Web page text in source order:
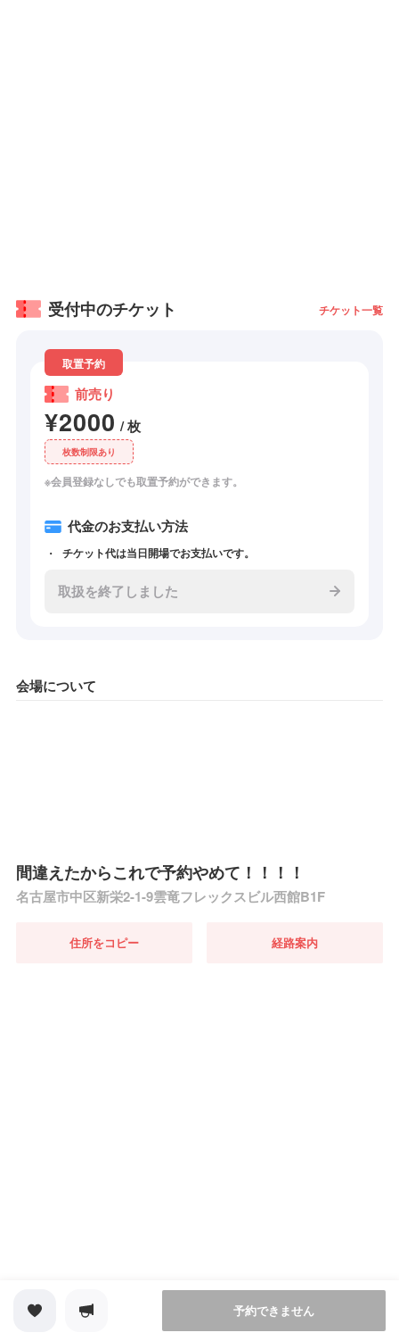
受付中のチケット チケット一覧
取置予約
前売り
¥2000 / 枚
枚数制限あり
※会員登録なしでも取置予約ができます。
代金のお支払い方法
チケット代は当日開場でお支払いです。
取扱を終了しました
会場について
間違えたからこれで予約やめて！！！！
名古屋市中区新栄2-1-9雲竜フレックスビル西館B1F
住所をコピー 経路案内
予約できません